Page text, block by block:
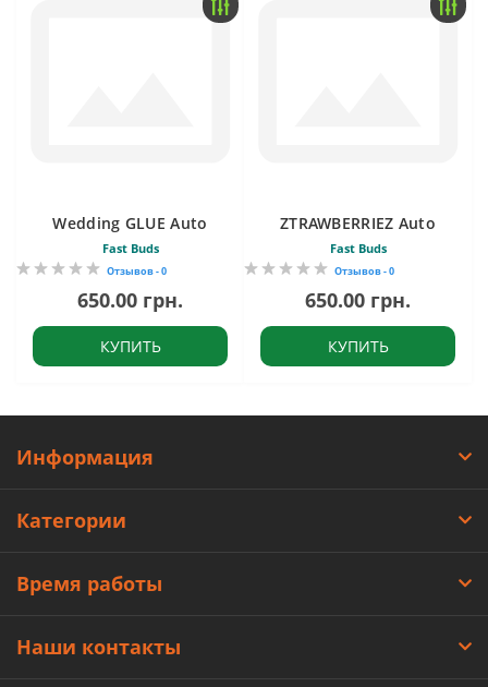
Wedding GLUE Auto
Fast Buds
Отзывов - 0
650.00 грн.
КУПИТЬ
ZTRAWBERRIEZ Auto
Fast Buds
Отзывов - 0
650.00 грн.
КУПИТЬ
Информация
Категории
Время работы
Наши контакты